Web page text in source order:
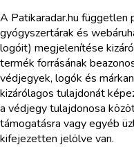
A Patikaradar.hu független
gyógyszertárak és
logóit) megjelenítése
termék forrásának
védjegyek, logók és
kizárólagos tulajdonát
a védjegy tulajdonosa
támogatásra vagy egyéb
kifejezetten jelölve van.